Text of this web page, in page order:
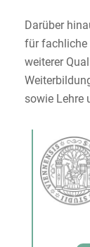
Darüber
für fachliche
weiterer
sowie Lehre